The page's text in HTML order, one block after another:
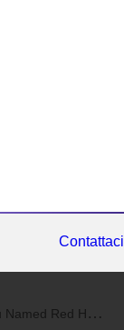
Contattaci
Certified Profession...